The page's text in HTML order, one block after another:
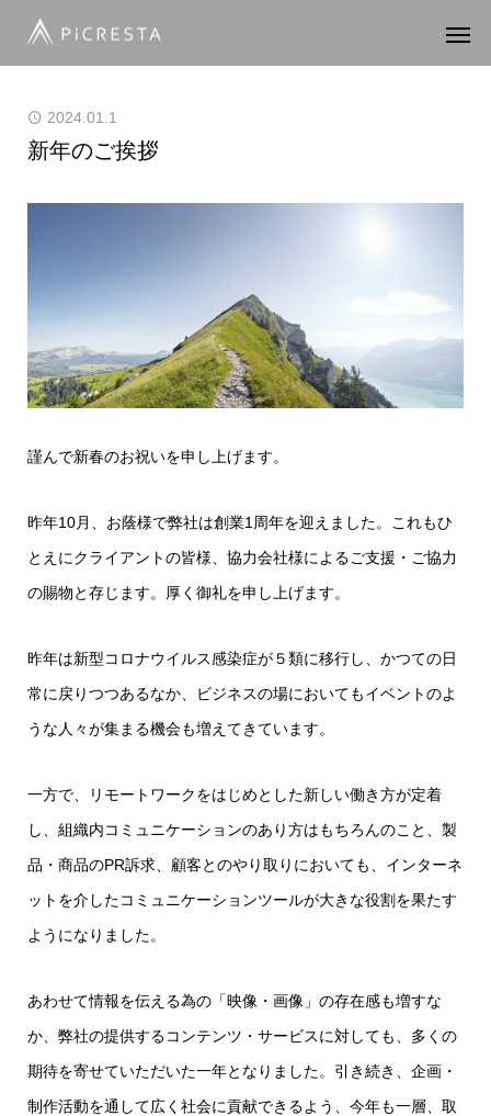
2024.01.1
新年のご挨拶
謹んで新春のお祝いを申し上げます。
昨年10月、お蔭様で弊社は創業1周年を迎えました。これもひ
とえにクライアントの皆様、協力会社様によるご支援・ご協力
の賜物と存じます。厚く御礼を申し上げます。
昨年は新型コロナウイルス感染症が５類に移行し、かつての日
常に戻りつつあるなか、ビジネスの場においてもイベントのよ
うな人々が集まる機会も増えてきています。
一方で、リモートワークをはじめとした新しい働き方が定着
し、組織内コミュニケーションのあり方はもちろんのこと、製
品・商品のPR訴求、顧客とのやり取りにおいても、インターネ
ットを介したコミュニケーションツールが大きな役割を果たす
ようになりました。
あわせて情報を伝える為の「映像・画像」の存在感も増すな
か、弊社の提供するコンテンツ・サービスに対しても、多くの
期待を寄せていただいた一年となりました。引き続き、企画・
制作活動を通して広く社会に貢献できるよう、今年も一層、取